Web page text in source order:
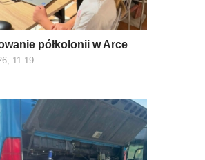
półkolonii w Arce
11:19